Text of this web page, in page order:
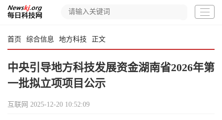
首页 综合信息 地方科技 正文
中央引导地方科技发展资金湖南省2026年第
一批拟立项项目公示
互联网 2025-12-20 10:52:09